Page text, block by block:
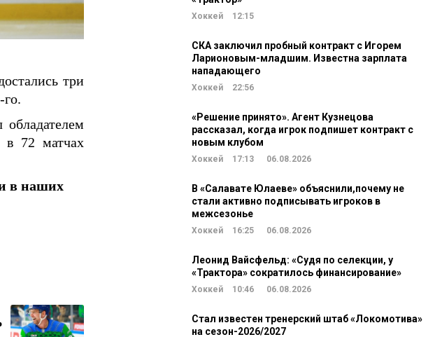
три
го.
в 72 матчах
в наших
Хоккей 12:15
СКА заключил пробный контракт с Игорем
Ларионовым-младшим. Известна зарплата
нападающего
Хоккей 22:56
«Решение принято». Агент Кузнецова
рассказал, когда игрок подпишет контракт с
новым клубом
Хоккей 17:13 06.08.2026
В «Салавате Юлаеве» объяснили,почему не
стали активно подписывать игроков в
межсезонье
Хоккей 16:25 06.08.2026
Леонид Вайсфельд: «Судя по селекции, у
«Трактора» сократилось финансирование»
Хоккей 10:46 06.08.2026
Стал известен тренерский штаб «Локомотива»
на сезон-2026/2027